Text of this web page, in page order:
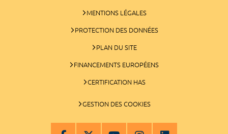
MENTIONS LÉGALES
PROTECTION DES DONNÉES
PLAN DU SITE
FINANCEMENTS EUROPÉENS
CERTIFICATION HAS
GESTION DES COOKIES